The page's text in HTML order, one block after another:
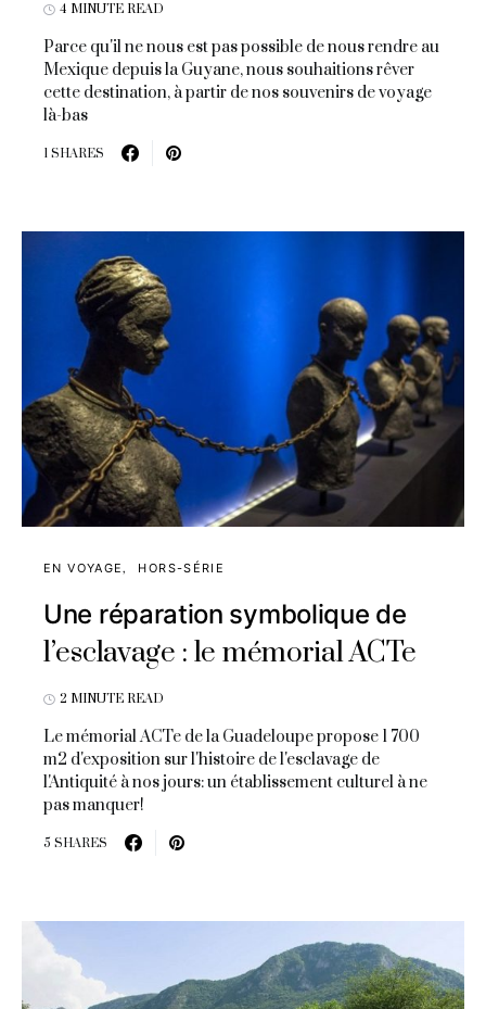
4 MINUTE READ
Parce qu'il ne nous est pas possible de nous rendre au
Mexique depuis la Guyane, nous souhaitions rêver
cette destination, à partir de nos souvenirs de voyage
là-bas
1 SHARES
EN VOYAGE HORS-SÉRIE
Une réparation symbolique de
l’esclavage : le mémorial ACTe
2 MINUTE READ
Le mémorial ACTe de la Guadeloupe propose 1 700
m2 d'exposition sur l'histoire de l'esclavage de
l'Antiquité à nos jours: un établissement culturel à ne
pas manquer!
5 SHARES